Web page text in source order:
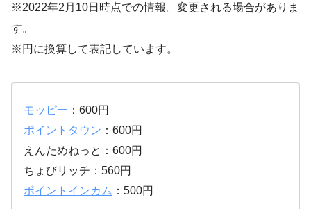
※2022年2月10日時点での情報。変更される場合がありま
す。
※円に換算して表記しています。
モッピー ：600円
ポイントタウン ：600円
えんためねっと：600円
ちょびリッチ：560円
ポイントインカム ：500円